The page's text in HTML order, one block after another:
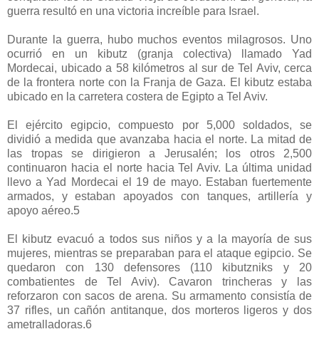
guerra resultó en una victoria increíble para Israel.
Durante la guerra, hubo muchos eventos milagrosos. Uno
ocurrió en un kibutz (granja colectiva) llamado Yad
Mordecai, ubicado a 58 kilómetros al sur de Tel Aviv, cerca
de la frontera norte con la Franja de Gaza. El kibutz estaba
ubicado en la carretera costera de Egipto a Tel Aviv.
El ejército egipcio, compuesto por 5,000 soldados, se
dividió a medida que avanzaba hacia el norte. La mitad de
las tropas se dirigieron a Jerusalén; los otros 2,500
continuaron hacia el norte hacia Tel Aviv. La última unidad
llevo a Yad Mordecai el 19 de mayo. Estaban fuertemente
armados, y estaban apoyados con tanques, artillería y
apoyo aéreo.5
El kibutz evacuó a todos sus niños y a la mayoría de sus
mujeres, mientras se preparaban para el ataque egipcio. Se
quedaron con 130 defensores (110 kibutzniks y 20
combatientes de Tel Aviv). Cavaron trincheras y las
reforzaron con sacos de arena. Su armamento consistía de
37 rifles, un cañón antitanque, dos morteros ligeros y dos
ametralladoras.6